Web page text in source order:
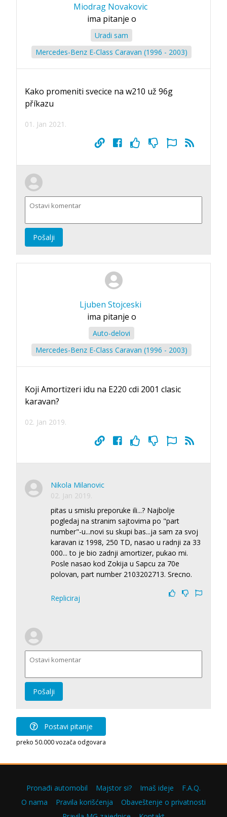
Miodrag Novakovic
ima pitanje o
Uradi sam
Mercedes-Benz E-Class Caravan (1996 - 2003)
Kako promeniti svecice na w210 už 96g
příkazu
01. Jan 2021.
Pošalji
Ljuben Stojceski
ima pitanje o
Auto-delovi
Mercedes-Benz E-Class Caravan (1996 - 2003)
Koji Amortizeri idu na E220 cdi 2001 clasic
karavan?
02. Jan 2019.
Nikola Milanovic
02. Jan 2019.
pitas u smislu preporuke ili...? Najbolje
pogledaj na stranim sajtovima po "part
number"-u...novi su skupi bas...ja sam za svoj
karavan iz 1998, 250 TD, nasao u radnji za 33
000... to je bio zadnji amortizer, pukao mi.
Posle nasao kod Zokija u Sapcu za 70e
polovan, part number 2103202713. Srecno.
Repliciraj
Pošalji
Postavi pitanje
preko 50.000 vozača odgovara
Pronađi automobil Majstor si? Imaš ideje
F.A.Q.
O nama
Pravila korišćenja
Obaveštenje o privatnosti